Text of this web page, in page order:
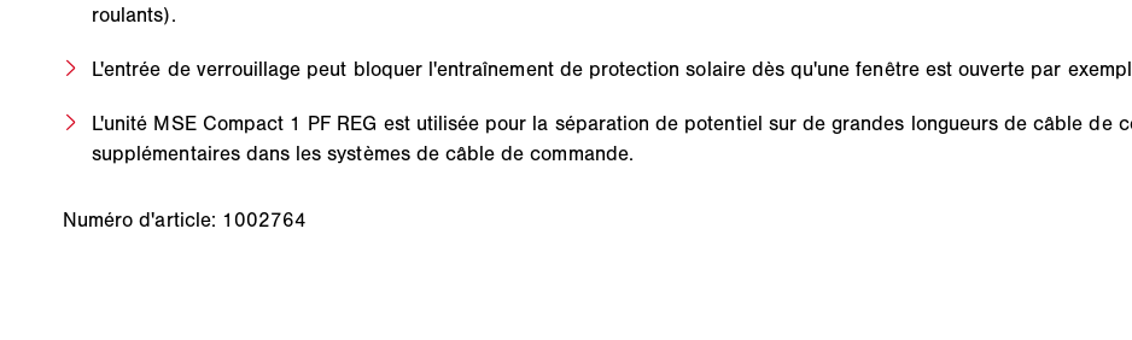
roulants).
L'entrée de verrouillage peut bloquer l'entraînement de protection solaire dès qu'une fenêtre est ouverte par
L'unité MSE Compact 1 PF REG est utilisée pour la séparation de potentiel sur de grandes longueurs de câble de
supplémentaires dans les systèmes de câble de commande.
Numéro d'article: 1002764